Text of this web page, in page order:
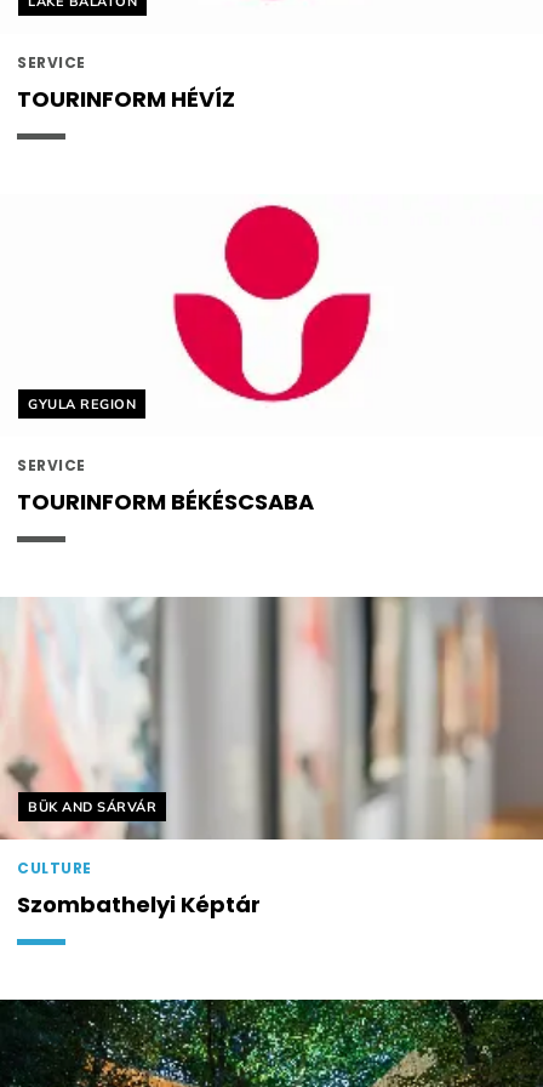
SERVICE
TOURINFORM HÉVÍZ
Helyszín címkék:
GYULA REGION
SERVICE
TOURINFORM BÉKÉSCSABA
Helyszín címkék:
BÜK AND SÁRVÁR
CULTURE
Szombathelyi Képtár